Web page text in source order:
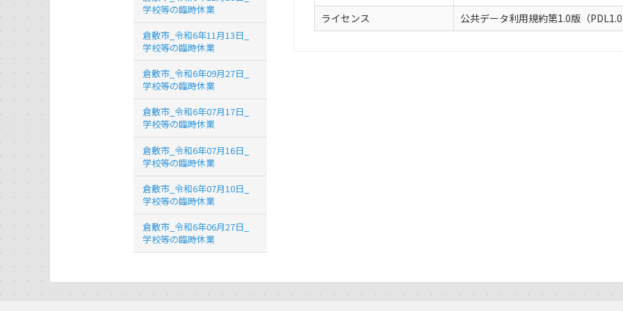
ライセンス 公共データ利用規約第1.0版（
学校等の臨時休業
倉敷市_令和6年11月13日_
学校等の臨時休業
倉敷市_令和6年09月27日_
学校等の臨時休業
倉敷市_令和6年07月17日_
学校等の臨時休業
倉敷市_令和6年07月16日_
学校等の臨時休業
倉敷市_令和6年07月10日_
学校等の臨時休業
倉敷市_令和6年06月27日_
学校等の臨時休業